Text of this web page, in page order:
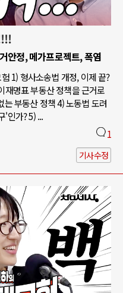
안정, 메가프로젝트, 폭염
1) 형사소송법 개정, 이제 끝?
재명표 부동산 정책을 근거로
부동산 정책 4) 노동법 도려
'인가? 5) ...
1
기사수정